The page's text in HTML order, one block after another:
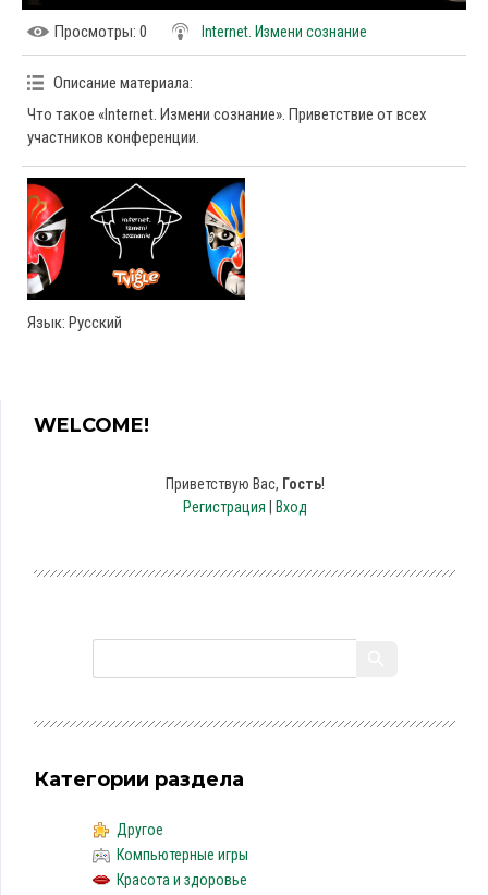
Просмотры: 0 Internet. Измени сознание
Описание материала:
Что такое «Internet. Измени сознание». Приветствие от всех
участников конференции.
Язык: Русский
WELCOME!
Приветствую Вас, Гость!
Регистрация
Вход
Категории раздела
Другое
Компьютерные игры
Красота и здоровье